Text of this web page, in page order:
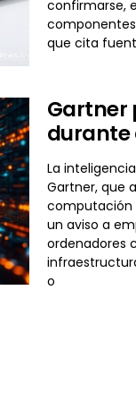
confirmarse,
componentes
que cita
Gartner
durante
La
Gartner, que
computación
un aviso a
ordenadores
o